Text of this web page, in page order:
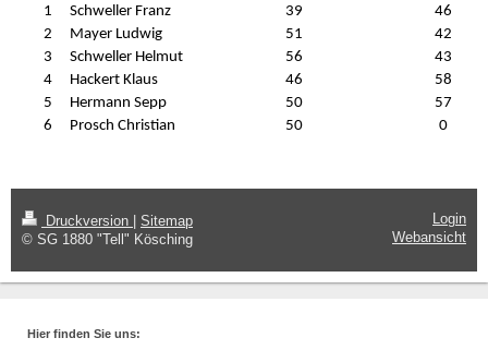
1
Schweller Franz 39
46
2
Mayer Ludwig 51
42
3
Schweller Helmut 56
43
4
Hackert Klaus 46
58
5
Hermann Sepp 50
57
6
Prosch Christian 50 0
Druckversion
Sitemap
© SG 1880 "Tell" Kösching
Login
Webansicht
Hier finden Sie uns: